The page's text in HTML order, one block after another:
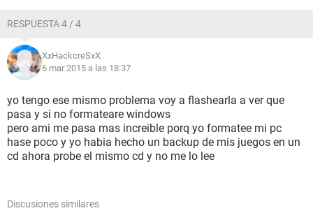
RESPUESTA 4 / 4
XxHackcreSxX
6 mar 2015 a las 18:37
yo tengo ese mismo problema voy a flashearla a ver que
pasa y si no formateare windows
pero ami me pasa mas increible porq yo formatee mi pc
hase poco y yo habia hecho un backup de mis juegos en un
cd ahora probe el mismo cd y no me lo lee
Discusiones similares